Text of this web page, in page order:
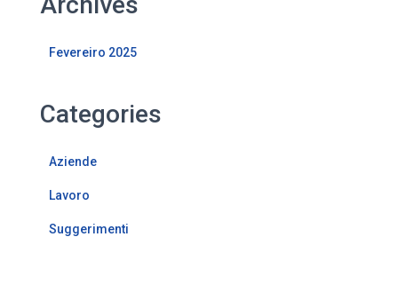
Fevereiro 2025
Categories
Aziende
Lavoro
Suggerimenti